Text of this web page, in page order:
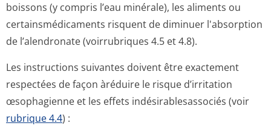
boissons (y compris l’eau minérale), les aliments ou
certainsmédicaments risquent de diminuer l'absorption
de l’alendronate (voirrubriques 4.5 et 4.8).
Les instructions suivantes doivent être exactement
respectées de façon àréduire le risque d’irritation
œsophagienne et les effets indésirablesas­sociés (voir
rubrique 4.4) :